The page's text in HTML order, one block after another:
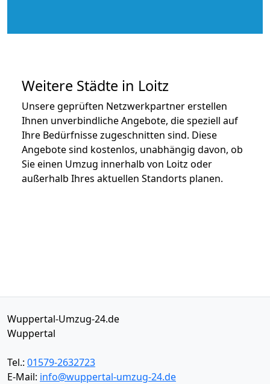
Weitere Städte in Loitz
Unsere geprüften Netzwerkpartner erstellen
Ihnen unverbindliche Angebote, die speziell auf
Ihre Bedürfnisse zugeschnitten sind. Diese
Angebote sind kostenlos, unabhängig davon, ob
Sie einen Umzug innerhalb von Loitz oder
außerhalb Ihres aktuellen Standorts planen.
Wuppertal-Umzug-24.de
Wuppertal
Tel.: 01579-2632723
E-Mail: info@wuppertal-umzug-24.de